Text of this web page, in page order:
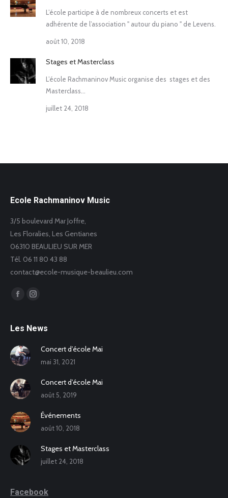
L’école participe à de nombreux concerts et est
adhérente de l’association " autour du piano " de Levens.
août 10, 2018
Stages et Masterclass
L’école Rachmaninov Music organise des stages et des
Masterclass...
juillet 24, 2018
Ecole Rachmaninov Music
3/5 boulevard Mar Joffre,
Les Floralies, Les Gentianes
06310 BEAULIEU SUR MER
Tél. 06 11 80 43 88
contact@ecole-musique-beaulieu.com
Trouvez nous sur :
FacebookInstagram
Les News
Concert d’école Mai
mai 31, 2021
Concert d’école Mai
août 5, 2019
Événements
août 10, 2018
Stages et Masterclass
juillet 24, 2018
Facebook